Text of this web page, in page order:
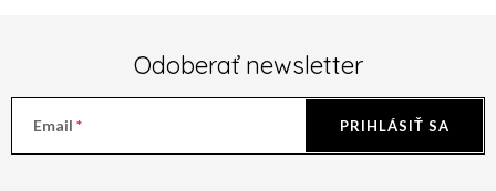
Odoberať newsletter
Email PRIHLÁSIŤ SA